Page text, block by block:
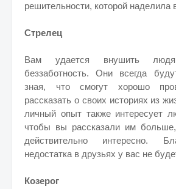
решительности, которой наделила
Стрелец
Вам удается внушить
беззаботность. Они всегда
зная, что смогут хорошо
рассказать о своих историях из
личный опыт также интересует
чтобы вы рассказали им
действительно интересно.
недостатка в друзьях у вас не
Козерог